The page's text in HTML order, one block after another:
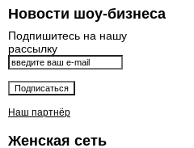
Новости шоу-бизнеса
Подпишитесь на нашу
рассылку
Наш партнёр
Женская сеть